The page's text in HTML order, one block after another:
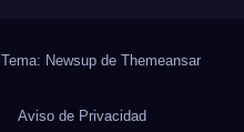
Tema: Newsup de Themeansar
Aviso de Privacidad